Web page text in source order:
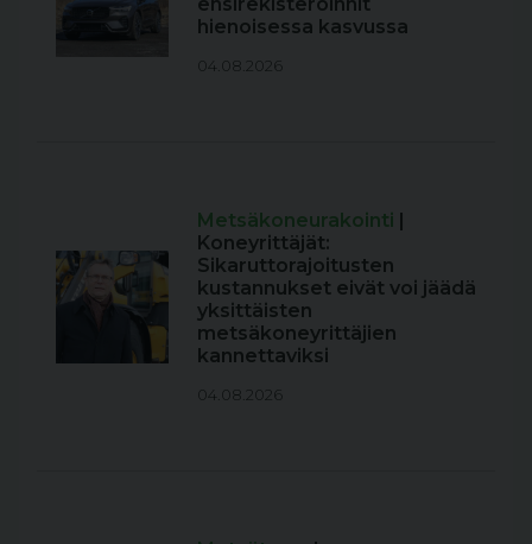
hienoisessa kasvussa
04.08.2026
Metsäkoneurakointi
Koneyrittäjät:
Sikaruttorajoitusten
kustannukset eivät voi jäädä
yksittäisten
metsäkoneyrittäjien
kannettaviksi
04.08.2026